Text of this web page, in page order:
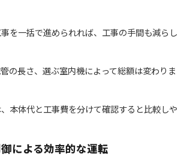
を一括で進められれば、工事の手間も減らし
の長さ、選ぶ室内機によって総額は変わりま
本体代と工事費を分けて確認すると比較しや
による効率的な運転